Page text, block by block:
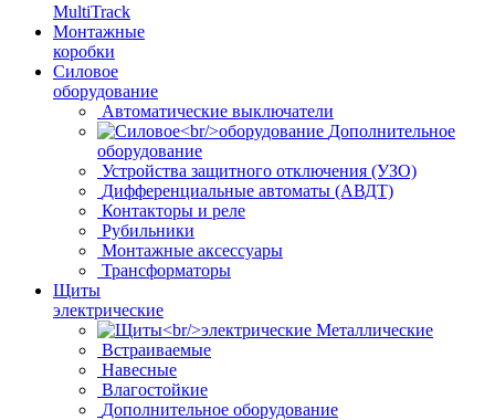
MultiTrack
Монтажные
коробки
Силовое
оборудование
Автоматические выключатели
Дополнительное
оборудование
Устройства защитного отключения (УЗО)
Дифференциальные автоматы (АВДТ)
Контакторы и реле
Рубильники
Монтажные аксессуары
Трансформаторы
Щиты
электрические
Металлические
Встраиваемые
Навесные
Влагостойкие
Дополнительное оборудование